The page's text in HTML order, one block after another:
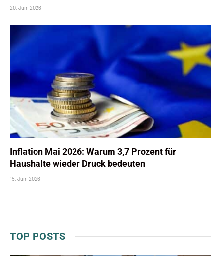
20. Juni 2026
Inflation Mai 2026: Warum 3,7 Prozent für
Haushalte wieder Druck bedeuten
15. Juni 2026
TOP POSTS